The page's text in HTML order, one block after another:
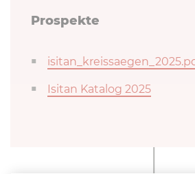
Prospekte
Isitan Katalog 2025